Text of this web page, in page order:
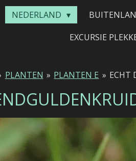
NEDERLAND
EXCURSIE
PLANTEN » PLANTEN E » ECHT